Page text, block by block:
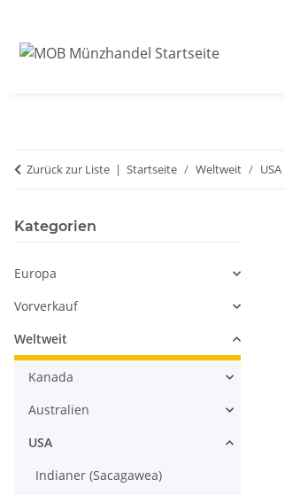
Zurück zur Liste Startseite Weltweit USA
Kategorien
Europa
Vorverkauf
Weltweit
Kanada
Australien
USA
Indianer (Sacagawea)